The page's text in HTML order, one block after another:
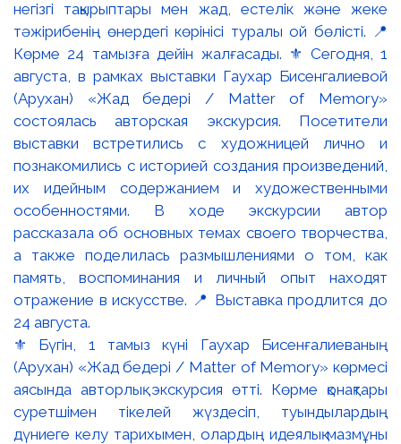
⚜️ Бүгін, 1 тамыз күні Гаухар Бисенғалиеваның
(Арухан) «Жад бедері / Matter of Memory» көрмесі
аясында авторлық экскурсия өтті. Көрме қонақтары
суретшімен тікелей жүздесіп, туындылардың
дүниеге келу тарихымен, олардың идеялық мазмұны